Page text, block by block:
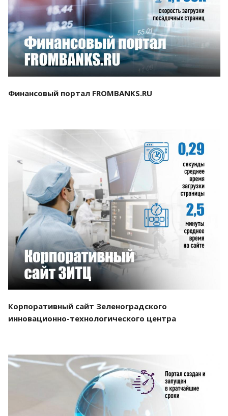
Смотреть проект
Финансовый портал FROMBANKS.RU
Смотреть проект
Корпоративный сайт Зеленоградского
инновационно-технологического центра